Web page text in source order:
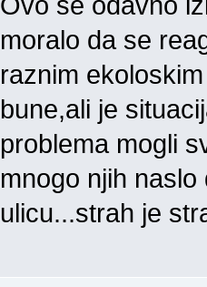
moralo da se
raznim
bune,ali je
problema mogli
mnogo njih
ulicu...strah je